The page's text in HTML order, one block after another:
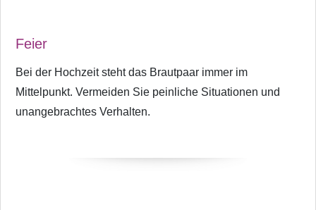
Feier
Bei der Hochzeit steht das Brautpaar immer im
Mittelpunkt. Vermeiden Sie peinliche Situationen und
unangebrachtes Verhalten.